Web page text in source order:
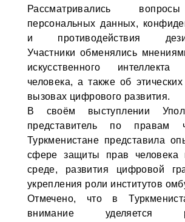
Рассматривались
персональных данных,
и противодействия
Участники обменялись
искусственного
человека, а также об
вызовах цифрового развития.
В своём выступлении
представитель по правам
Туркменистане представила
сфере защиты прав человека
среде, развития цифровой
укрепления роли институтов
Отмечено, что в
внимание уделяется